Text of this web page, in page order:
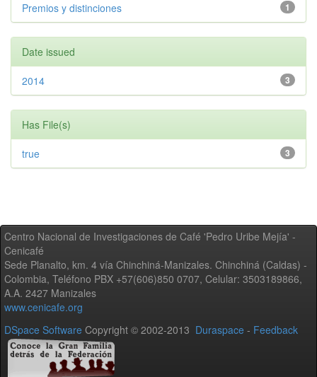
1
Premios y distinciones
Date issued
3
2014
Has File(s)
3
true
Centro Nacional de Investigaciones de Café 'Pedro Uribe Mejía' -
Cenicafé
Sede Planalto, km. 4 vía Chinchiná-Manizales. Chinchiná (Caldas) -
Colombia, Teléfono PBX +57(606)850 0707, Celular: 3503189866,
A.A. 2427 Manizales
www.cenicafe.org
DSpace Software Copyright © 2002-2013 Duraspace - Feedback